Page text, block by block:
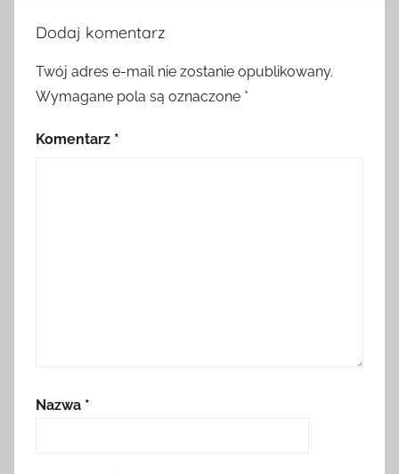
Dodaj komentarz
Twój adres e-mail nie zostanie opublikowany.
Wymagane pola są oznaczone *
Komentarz *
Nazwa *